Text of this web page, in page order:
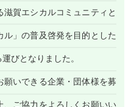
賀エシカルコミュニティと
」の普及啓発を目的とした
びとなりました。
いできる企業・団体様を募
ご協力をよろしくお願いい